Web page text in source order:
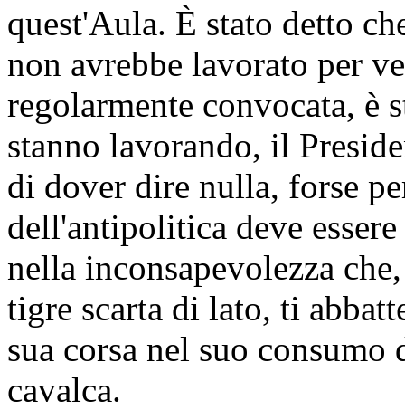
quest'Aula. È stato detto
non avrebbe lavorato per
regolarmente convocata, è
stanno lavorando, il
di dover dire nulla, forse
dell'antipolitica deve
nella inconsapevolezza
tigre scarta di lato, ti
sua corsa nel suo
cavalca.